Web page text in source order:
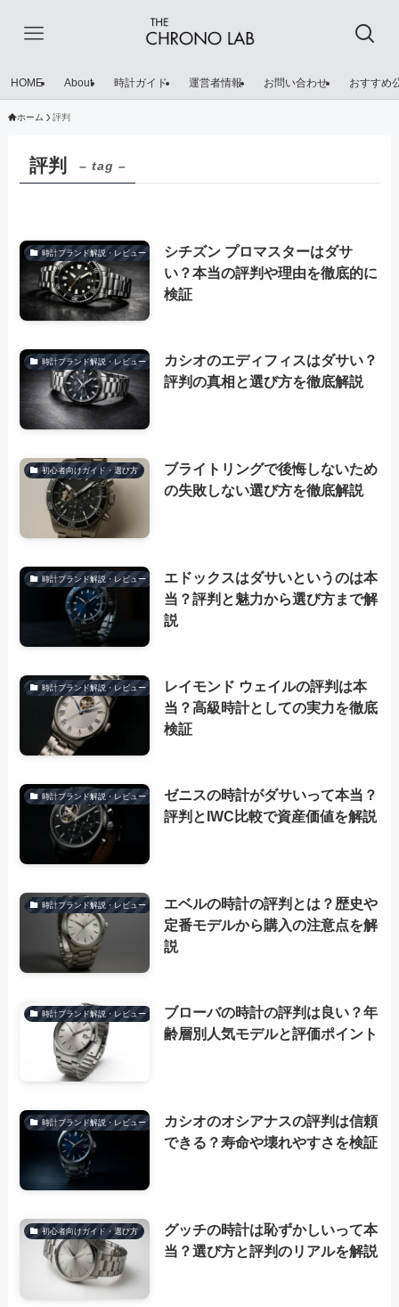
HOME About 時計ガイド 運営者情報 お問い合わせ おすすめ
ホーム 評判
評判 – tag –
時計ブランド解説・レビュー
シチズン プロマスターはダサ
い？本当の評判や理由を徹底的に
検証
時計ブランド解説・レビュー
カシオのエディフィスはダサい？
評判の真相と選び方を徹底解説
初心者向けガイド・選び方
ブライトリングで後悔しないため
の失敗しない選び方を徹底解説
時計ブランド解説・レビュー
エドックスはダサいというのは本
当？評判と魅力から選び方まで解
説
時計ブランド解説・レビュー
レイモンド ウェイルの評判は本
当？高級時計としての実力を徹底
検証
時計ブランド解説・レビュー
ゼニスの時計がダサいって本当？
評判とIWC比較で資産価値を解説
時計ブランド解説・レビュー
エベルの時計の評判とは？歴史や
定番モデルから購入の注意点を解
説
時計ブランド解説・レビュー
ブローバの時計の評判は良い？年
齢層別人気モデルと評価ポイント
時計ブランド解説・レビュー
カシオのオシアナスの評判は信頼
できる？寿命や壊れやすさを検証
初心者向けガイド・選び方
グッチの時計は恥ずかしいって本
当？選び方と評判のリアルを解説